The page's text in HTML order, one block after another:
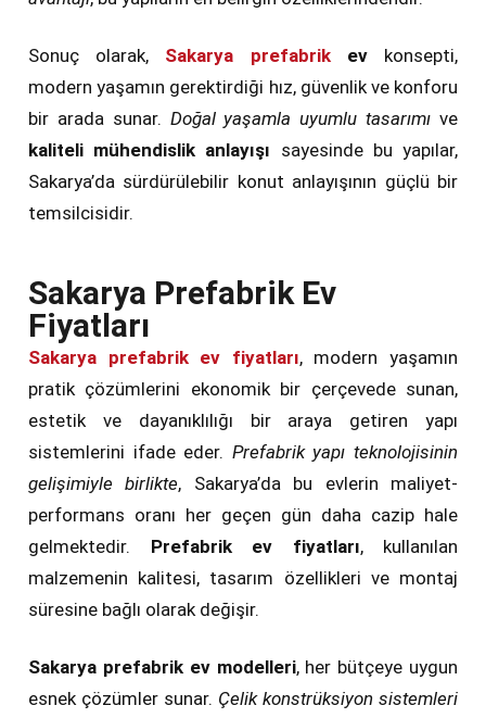
Sonuç olarak, Sakarya prefabrikevkonsepti,
modern yaşamın gerektirdiği hız, güvenlik ve konforu
bir arada sunar. Doğal yaşamla uyumlu tasarımı ve
kaliteli mühendislik anlayışı sayesinde bu yapılar,
Sakarya’da sürdürülebilir konut anlayışının güçlü bir
temsilcisidir.
Sakarya Prefabrik Ev
Fiyatları
Sakarya prefabrik ev fiyatları, modern yaşamın
pratik çözümlerini ekonomik bir çerçevede sunan,
estetik ve dayanıklılığı bir araya getiren yapı
sistemlerini ifade eder. Prefabrik yapı teknolojisinin
gelişimiyle birlikte, Sakarya’da bu evlerin maliyet-
performans oranı her geçen gün daha cazip hale
gelmektedir. Prefabrik ev fiyatları, kullanılan
malzemenin kalitesi, tasarım özellikleri ve montaj
süresine bağlı olarak değişir.
Sakarya prefabrik ev modelleri, her bütçeye uygun
esnek çözümler sunar. Çelik konstrüksiyon sistemleri